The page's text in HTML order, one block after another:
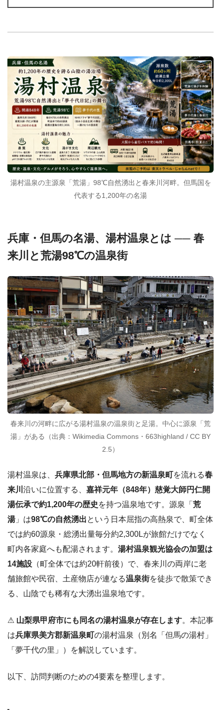
湯村温泉の主源泉「荒湯」98℃自然湧出と春来川河畔。但馬国を
代表する1,200年の名湯
兵庫・但馬の名湯、湯村温泉とは ── 春
来川と荒湯98℃の温泉街
春来川の河畔に広がる湯村温泉の温泉街と足湯。中心に源泉「荒
湯」がある（出典：Wikimedia Commons・663highland / CC BY
2.5）
湯村温泉は、 兵庫県北部・但馬地方の新温泉町を流れる春
来川 沿いに位置する、 嘉祥元年（848年）慈覚大師円仁開
湯伝承で約1,200年の歴史 を持つ温泉地です。源泉「 荒
湯」は98℃の自然湧出という日本屈指の高熱泉で、町全体
では約60源泉・総湧出量毎分約2,300Lが旅館だけでなく
町内各家庭へも配湯されます。 湯村温泉観光協会の加盟は
14施設 （町全体では約20軒前後）で、春来川の両岸に老
舗旅館や民宿、土産物店が連なる温泉街を徒歩で散策でき
る、山陰でも稀有な大湧出温泉地です。
⚠ 山梨県甲府市にも同名の湯村温泉が存在します。本記事
は兵庫県美方郡新温泉町の湯村温泉（別名「但馬の湯村」
「夢千代の里」）を解説しています。
以下、訪問判断のための4要素を整理します。